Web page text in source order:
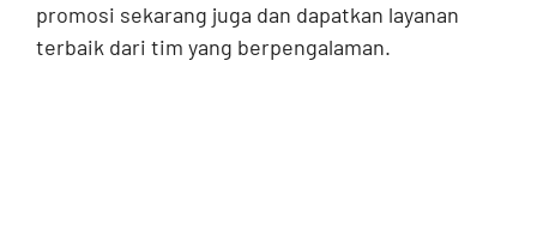
promosi sekarang juga dan dapatkan layanan
terbaik dari tim yang berpengalaman.